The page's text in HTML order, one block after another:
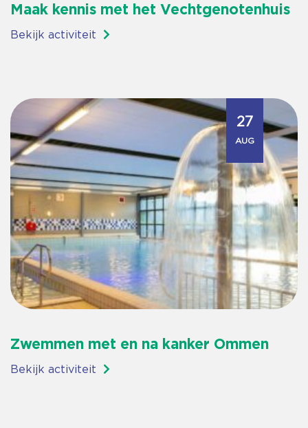
Maak kennis met het Vechtgenotenhuis
Bekijk activiteit
27
AUG
Zwemmen met en na kanker Ommen
Bekijk activiteit